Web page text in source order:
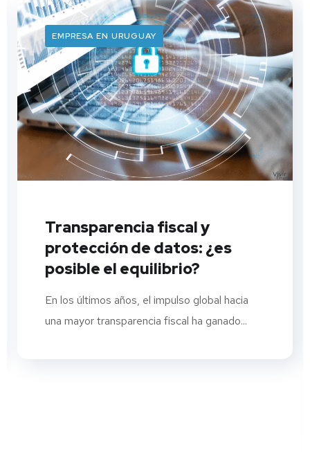
EMPRESA EN URUGUAY
Transparencia fiscal y
protección de datos: ¿es
posible el equilibrio?
En los últimos años, el impulso global hacia
una mayor transparencia fiscal ha ganado...